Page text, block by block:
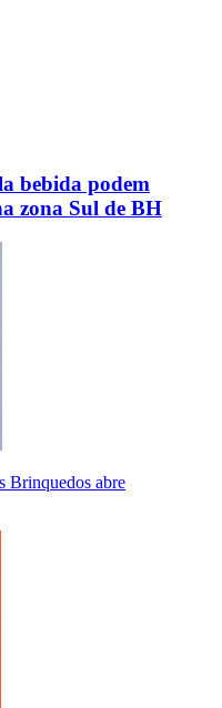
bebida podem
zona Sul de BH
Brinquedos abre